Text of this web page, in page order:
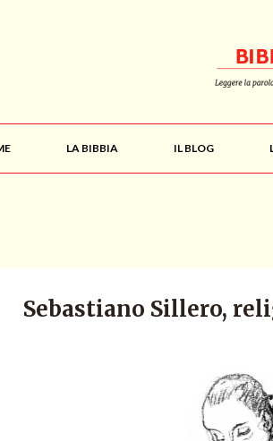
LA BIBBIA IL BLOG
Sebastiano Sillero,